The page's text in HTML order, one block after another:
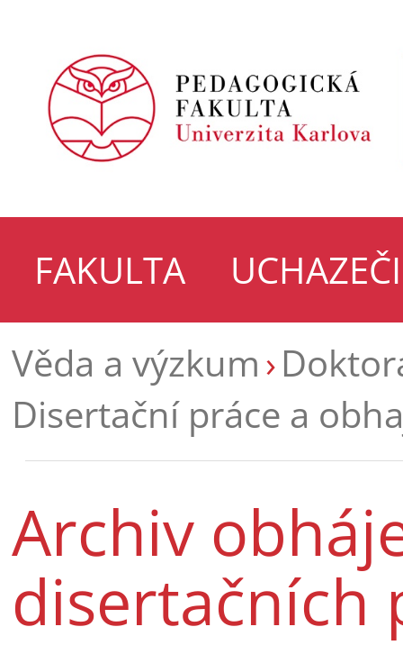
FAKULTA
UCHAZEČI
Věda a výzkum
Disertační práce a
Archiv
disertačních